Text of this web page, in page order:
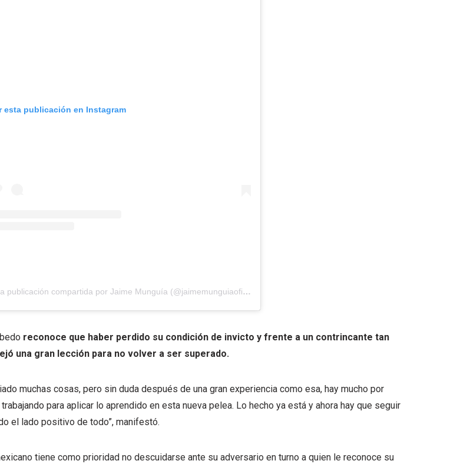
esta publicación en Instagram
Una publicación compartida por Jaime Munguía (@jaimemunguiaoficial)
reconoce que haber perdido su condición de invicto y frente a un contrincante tan
una gran lección para no volver a ser superado.
muchas cosas, pero sin duda después de una gran experiencia como esa, hay mucho por
para aplicar lo aprendido en esta nueva pelea. Lo hecho ya está y ahora hay que seguir
el lado positivo de todo”, manifestó.
tiene como prioridad no descuidarse ante su adversario en turno a quien le reconoce su